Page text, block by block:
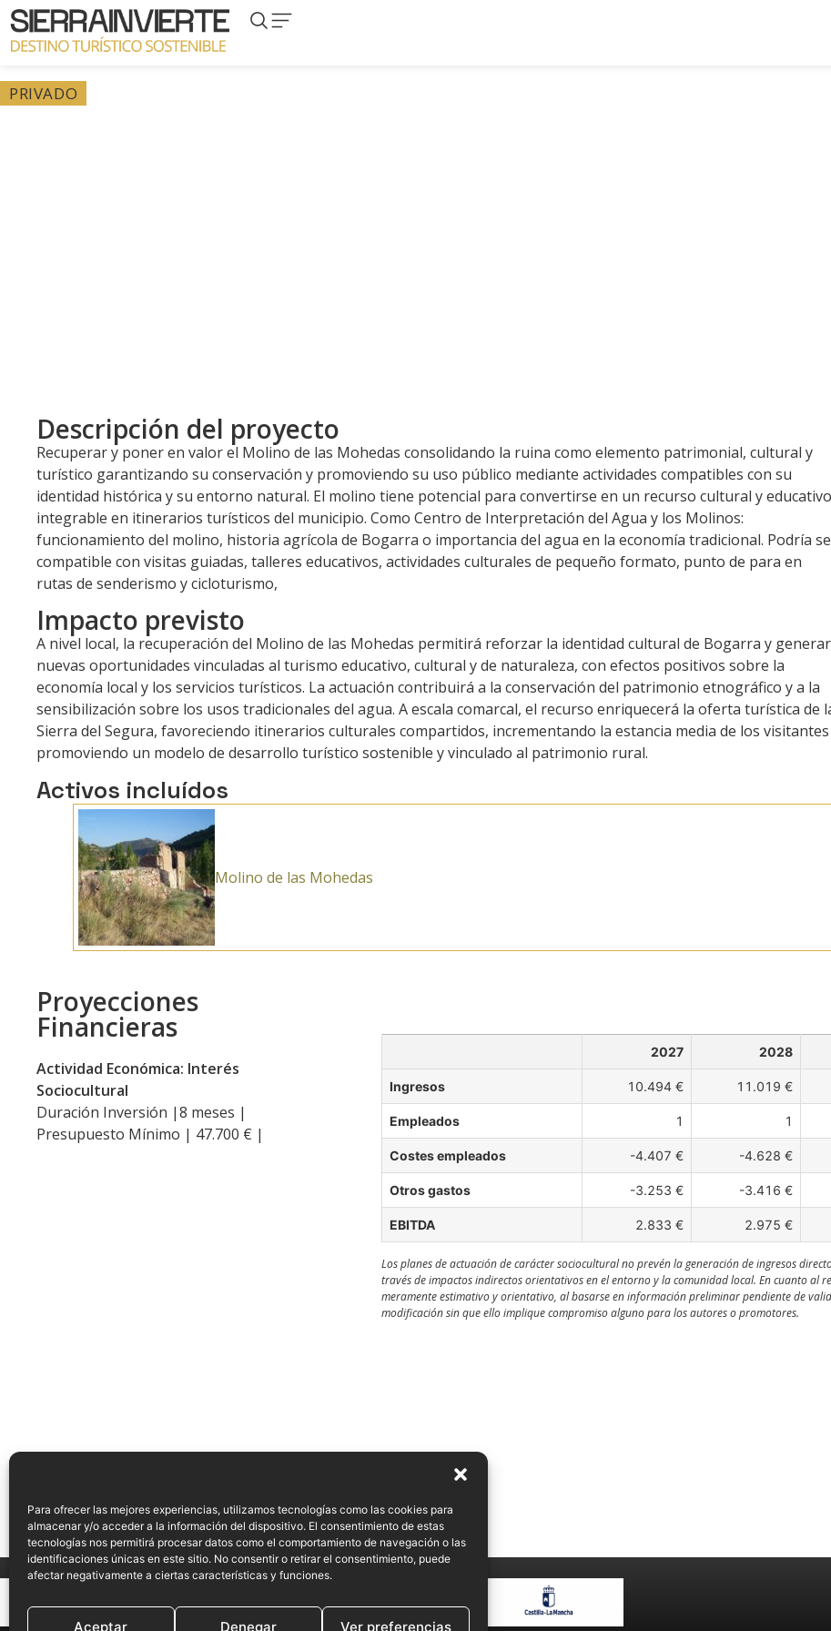
Para ofrecer las mejores experiencias, utilizamos tecnologías como las cookies para
almacenar y/o acceder a la información del dispositivo. El consentimiento de estas
tecnologías nos permitirá procesar datos como el comportamiento de navegación o las
identificaciones únicas en este sitio. No consentir o retirar el consentimiento, puede
afectar negativamente a ciertas características y funciones.
Aceptar Denegar Ver preferencias
PRIVADO
Descripción del proyecto
Recuperar y poner en valor el Molino de las Mohedas consolidando la ruina como elemento patrimonial, cultural y
turístico garantizando su conservación y promoviendo su uso público mediante actividades compatibles con su
identidad histórica y su entorno natural. El molino tiene potencial para convertirse en un recurso cultural y
integrable en itinerarios turísticos del municipio. Como Centro de Interpretación del Agua y los Molinos:
funcionamiento del molino, historia agrícola de Bogarra o importancia del agua en la economía tradicional. Podría
compatible con visitas guiadas, talleres educativos, actividades culturales de pequeño formato, punto de para en
rutas de senderismo y cicloturismo,
Impacto previsto
A nivel local, la recuperación del Molino de las Mohedas permitirá reforzar la identidad cultural de Bogarra y generar
nuevas oportunidades vinculadas al turismo educativo, cultural y de naturaleza, con efectos positivos sobre la
economía local y los servicios turísticos. La actuación contribuirá a la conservación del patrimonio etnográfico y a la
sensibilización sobre los usos tradicionales del agua. A escala comarcal, el recurso enriquecerá la oferta turística de
Sierra del Segura, favoreciendo itinerarios culturales compartidos, incrementando la estancia media de los
promoviendo un modelo de desarrollo turístico sostenible y vinculado al patrimonio rural.
Activos incluídos
Molino de las Mohedas
Proyecciones
Financieras
Actividad Económica: Interés
Sociocultural
Duración Inversión |8 meses |
Presupuesto Mínimo | 47.700 € |
2027 2028
Ingresos 10.494 € 11.019 €
Empleados 1 1
Costes empleados -4.407 € -4.628 €
Otros gastos -3.253 € -3.416 €
EBITDA 2.833 € 2.975 €
Los planes de actuación de carácter sociocultural no prevén la generación de ingresos
través de impactos indirectos orientativos en el entorno y la comunidad local. En cuanto al
meramente estimativo y orientativo, al basarse en información preliminar pendiente de
modificación sin que ello implique compromiso alguno para los autores o promotores.